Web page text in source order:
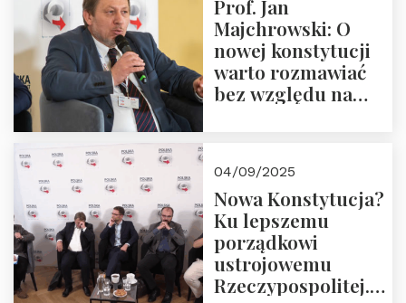
Prof. Jan
Majchrowski: O
nowej konstytucji
warto rozmawiać
bez względu na
04/09/2025
Nowa Konstytucja?
Ku lepszemu
porządkowi
ustrojowemu
Rzeczypospolitej.